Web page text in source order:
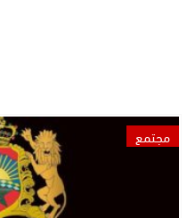
مجتمع